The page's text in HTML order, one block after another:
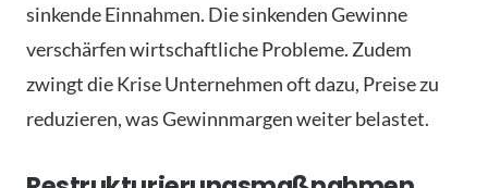
sinkende Einnahmen. Die sinkenden Gewinne
verschärfen wirtschaftliche Probleme. Zudem
zwingt die Krise Unternehmen oft dazu, Preise zu
reduzieren, was Gewinnmargen weiter belastet.